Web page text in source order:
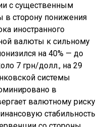
с существенным
в сторону понижения
иностранного
валюты к сильному
на 40% — до
7 грн/долл., на 29
системы
в
валютному риску
стабильность